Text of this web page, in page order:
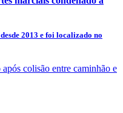
2013 e foi localizado no